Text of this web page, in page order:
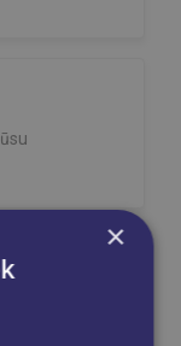
pilnas
dienās.
×